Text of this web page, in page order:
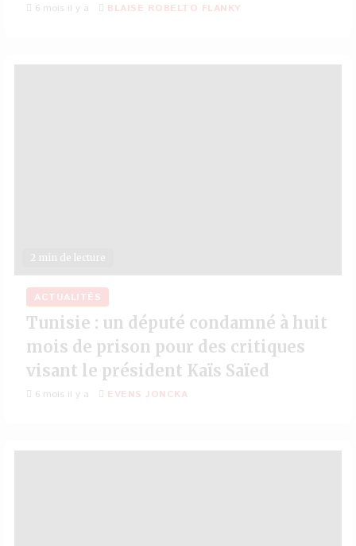
6 mois il y a BLAISE ROBELTO FLANKY
2 min de lecture
ACTUALITÉS
Tunisie : un député condamné à huit
mois de prison pour des critiques
visant le président Kaïs Saïed
6 mois il y a EVENS JONCKA